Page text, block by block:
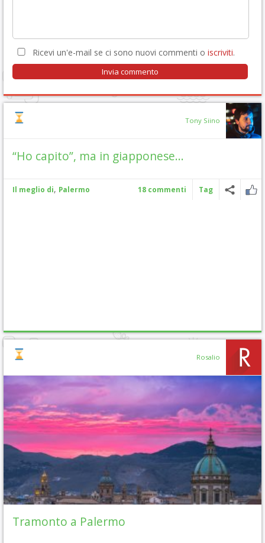
Ricevi un'e-mail se ci sono nuovi commenti o iscriviti.
Tony Siino
“Ho capito”, ma in giapponese…
Il meglio di, Palermo 18 commenti Tag
Rosalio
Tramonto a Palermo